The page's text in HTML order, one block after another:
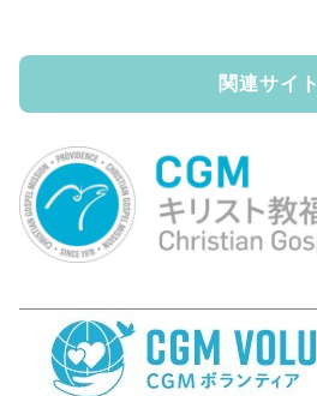
関連サイト